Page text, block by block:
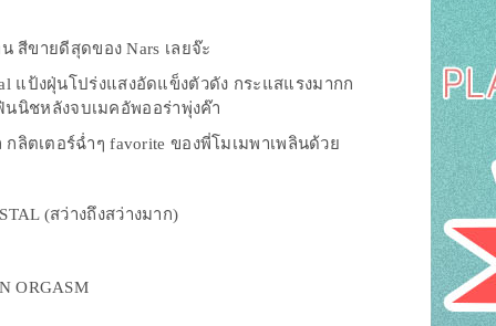
สีขายดีสุดของ Nars เลยจ๊ะ
แป้งฝุ่นโปร่งแสงอัดแข็งตัวดัง กระแสแรงมากก
นิชหลังจบเมคอัพออร่าพุ่งค๊า
ลิตเตอร์ฉ่ำๆ favorite ของพี่โมเมพาเพลินด้วย
(สว่างถึงสว่างมาก)
ORGASM